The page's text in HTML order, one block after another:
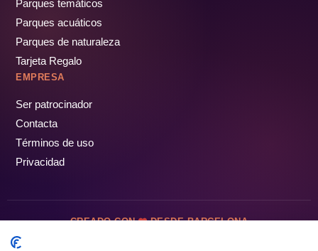
Parques temáticos
Parques acuáticos
Parques de naturaleza
Tarjeta Regalo
EMPRESA
Ser patrocinador
Contacta
Términos de uso
Privacidad
CREADO CON DESDE BARCELONA